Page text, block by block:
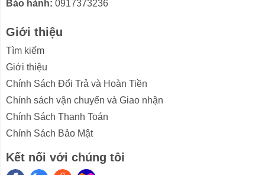
Công nghệ làm lạnh
Bảo hành: 0917373236
Giới thiệu
Tìm kiếm
Giới thiệu
Chính Sách Đổi Trả và Hoàn Tiền
Chính sách vận chuyển và Giao nhận
Chính Sách Thanh Toán
Chính Sách Bảo Mật
Kết nối với chúng tôi